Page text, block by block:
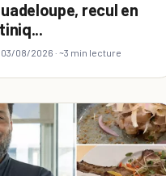
recul en
03/08/2026 · ~3 min lecture